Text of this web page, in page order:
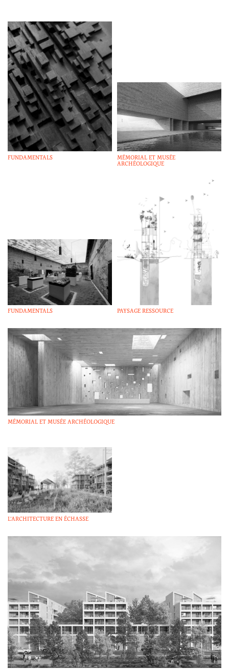
FUNDAMENTALS
MÉMORIAL ET MUSÉE
ARCHÉOLOGIQUE
FUNDAMENTALS PAYSAGE RESSOURCE
MÉMORIAL ET MUSÉE ARCHÉOLOGIQUE
L’ARCHITECTURE EN ÉCHASSE